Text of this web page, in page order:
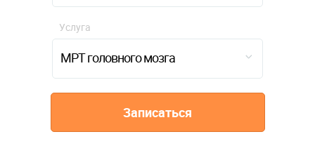
МРТ головного мозга
Услуга
Записаться